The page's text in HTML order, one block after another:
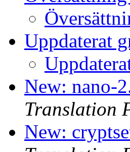
Uppdaterat
New: nano-
Translation
New: